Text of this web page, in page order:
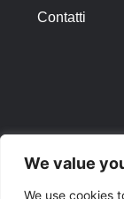
We value
We use cookies
Contatti